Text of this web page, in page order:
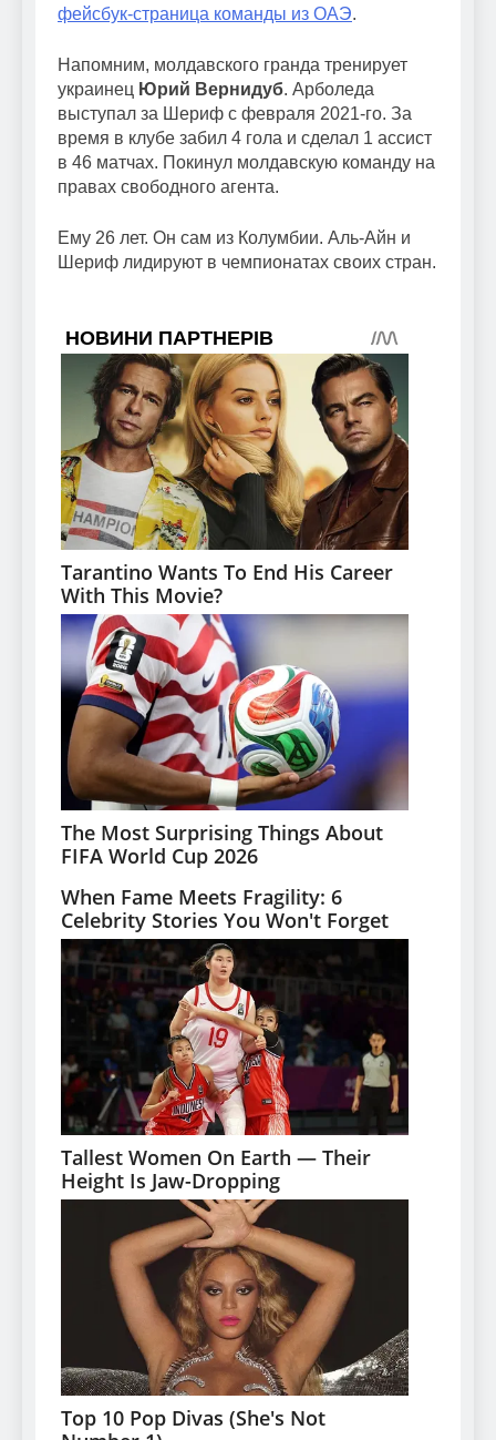
фейсбук-страница команды из ОАЭ.
Напомним, молдавского гранда тренирует
украинец Юрий Вернидуб. Арболеда
выступал за Шериф с февраля 2021-го. За
время в клубе забил 4 гола и сделал 1 ассист
в 46 матчах. Покинул молдавскую команду на
правах свободного агента.
Ему 26 лет. Он сам из Колумбии. Аль-Айн и
Шериф лидируют в чемпионатах своих стран.